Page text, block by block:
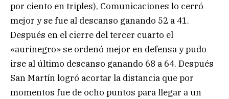
por ciento en triples), Comunicaciones lo cerró
mejor y se fue al descanso ganando 52 a 41.
Después en el cierre del tercer cuarto el
«aurinegro» se ordenó mejor en defensa y pudo
irse al último descanso ganando 68 a 64. Después
San Martín logró acortar la distancia que por
momentos fue de ocho puntos para llegar a un